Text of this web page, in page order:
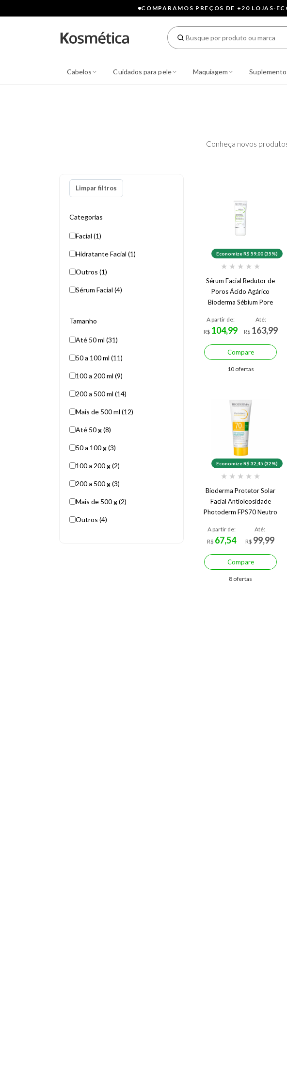
COMPARAMOS PREÇOS DE +20 LOJAS·
Cabelos Cuidados para pele Maquiagem
Conheça novos
Limpar filtros
Categorias
Facial (1)
Hidratante Facial (1)
Outros (1)
Sérum Facial (4)
Tamanho
Até 50 ml (31)
50 a 100 ml (11)
100 a 200 ml (9)
200 a 500 ml (14)
Mais de 500 ml (12)
Até 50 g (8)
50 a 100 g (3)
100 a 200 g (2)
200 a 500 g (3)
Mais de 500 g (2)
Outros (4)
Economize R$ 59,00 (35%)
★ ★ ★ ★ ★
Sérum Facial Redutor de
Poros Ácido Agárico
Bioderma Sébium Pore
A partir de:
R$ 104,99
Até:
R$ 163,99
Compare
10 ofertas
Economize R$ 32,45 (32%)
★ ★ ★ ★ ★
Bioderma Protetor Solar
Facial Antioleosidade
Photoderm FPS70 Neutro
A partir de:
R$ 67,54
Até:
R$ 99,99
Compare
8 ofertas